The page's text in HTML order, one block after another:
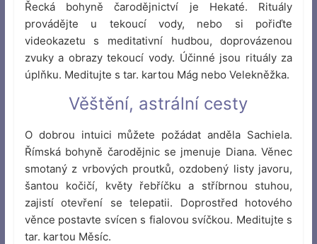
Řecká bohyně čarodějnictví je Hekaté. Rituály
provádějte u tekoucí vody, nebo si pořiďte
videokazetu s meditativní hudbou, doprovázenou
zvuky a obrazy tekoucí vody. Účinné jsou rituály za
úplňku. Meditujte s tar. kartou Mág nebo Velekněžka.
Věštění, astrální cesty
O dobrou intuici můžete požádat anděla Sachiela.
Římská bohyně čarodějnic se jmenuje Diana. Věnec
smotaný z vrbových proutků, ozdobený listy javoru,
šantou kočičí, květy řebříčku a stříbrnou stuhou,
zajistí otevření se telepatii. Doprostřed hotového
věnce postavte svícen s fialovou svíčkou. Meditujte s
tar. kartou Měsíc.